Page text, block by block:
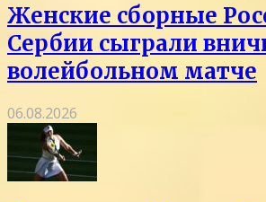
Женские сборные
Сербии сыграли
волейбольном матче
06.08.2026